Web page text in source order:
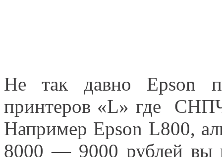
Не так давно Epson
принтеров «L» где
Например Epson L800,
8000 — 9000 рублей вы